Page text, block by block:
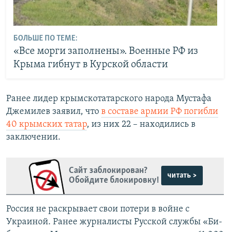
БОЛЬШЕ ПО ТЕМЕ:
«Все морги заполнены». Военные РФ из
Крыма гибнут в Курской области
Ранее лидер крымскотатарского народа Мустафа
Джемилев заявил, что в составе армии РФ погибли
40 крымских татар, из них 22 – находились в
заключении.
Сайт заблокирован?
Обойдите блокировку!
читать >
Россия не раскрывает свои потери в войне с
Украиной. Ранее журналисты Русской службы «Би-